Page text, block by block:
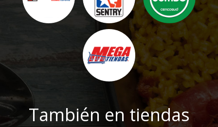
También en tiendas